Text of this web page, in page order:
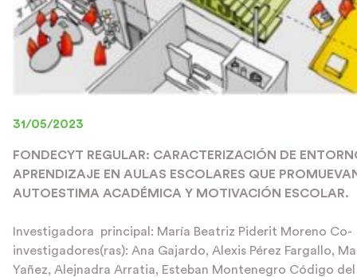
31/05/2023
FONDECYT REGULAR: CARACTERIZACIÓN DE
APRENDIZAJE EN AULAS ESCOLARES QUE
AUTOESTIMA ACADÉMICA Y MOTIVACIÓN ESCOLAR.
Investigadora principal: María Beatriz Piderit Moreno Co-
investigadores(ras): Ana Gajardo, Alexis Pérez Fargallo,
Yañez, Alejnadra Arratia, Esteban Montenegro Código del